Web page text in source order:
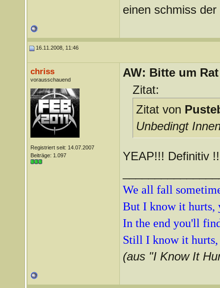
einen schmiss
16.11.2008, 11:46
chriss
vorausschauend
Registriert seit: 14.07.2007
Beiträge: 1.097
AW: Bitte um Rat
Zitat:
Zitat von
Unbedingt
YEAP!!! Definitiv
We all fall
But I know it hurts,
In the end you'll
Still I know it
(aus "I Know It